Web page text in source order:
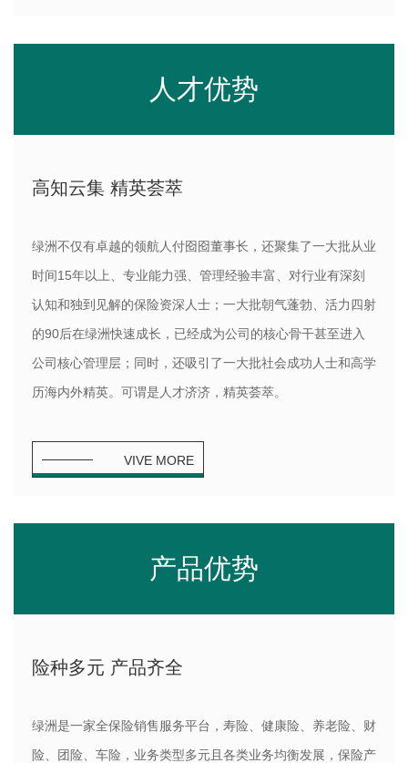
人才优势
高知云集 精英荟萃
绿洲不仅有卓越的领航人付囵囵董事长，还聚集了一大批从业
时间15年以上、专业能力强、管理经验丰富、对行业有深刻
认知和独到见解的保险资深人士；一大批朝气蓬勃、活力四射
的90后在绿洲快速成长，已经成为公司的核心骨干甚至进入
公司核心管理层；同时，还吸引了一大批社会成功人士和高学
历海内外精英。可谓是人才济济，精英荟萃。
VIVE MORE
产品优势
险种多元 产品齐全
绿洲是一家全保险销售服务平台，寿险、健康险、养老险、财
险、团险、车险，业务类型多元且各类业务均衡发展，保险产